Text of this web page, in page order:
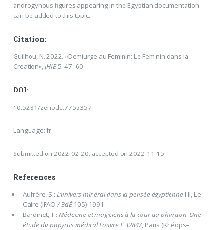
androgynous ﬁgures appearing in the Egyptian documentation
can be added to this topic.
Citation:
Guilhou, N. 2022. «Demiurge au Feminin: Le Feminin dans la
Creation»,JHIE5: 47–60
DOI:
10.5281/zenodo.7755357
Language: fr
Submitted on 2022-02-20; accepted on 2022-11-15
References
Aufrère, S.: L’univers minéral dans la pensée égyptienne I-II, Le
Caire (IFAO/BdÉ105) 1991.
Bardinet, T.: Médecine et magiciens à la cour du pharaon. Une
étude du papyrus médical Louvre E 32847, Paris (Khéops–